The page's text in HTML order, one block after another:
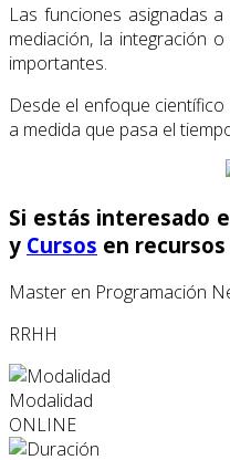
Las funciones asignadas
mediación, la integración
importantes.
Desde el enfoque
a medida que pasa el
Si estás interesado
y Cursos en
Master en Programación
RRHH
Modalidad
ONLINE